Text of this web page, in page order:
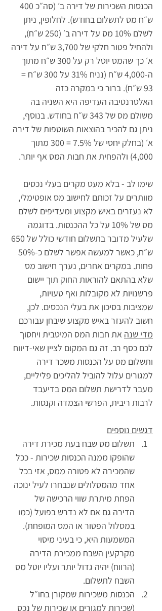
ש״ח מס לתשלום בחודש). לחלופין, ניתן
לשלם 10% מס על דירה ב׳ (250 ש״ח),
ולהחיל פטור חלקי של 3,700 ש״ח על דירה
א׳ כך שהמס יוטל רק על 300 ש״ח מתוך
ה-4,000 ש״ח (נניח 31% על 300 ש״ח =
93 ש״ח). ברור כי במקרה כזה
האלטרנטיבה העדיפה היא השניה בה
משולם מס של 343 ש״ח בחודש. בנוסף,
ניתן גם להכיר בהוצאות השוטפות של דירה
א׳ (בחלק יחסי של 7.5% = 300 מתוך
4,000) ולהפחית את חבות המס אף יותר.
שימו לב - בלא מעט מקרים בעלי נכסים
מוותרים על זכותם לחישוב מס אופטימלי,
לא נעזרים באיש מקצוע ומעדיפים לשלם
מס של 10% על כל ההכנסות. בדוגמה
פחות. במקרים אחרים, נערך חישוב מס
שלא בהתאם להוראות החוק תוך יישום
פרשנויות לא מקובלות ואף טעויות,
שמציבות בסיכון את בעלי הנכסים. לכן,
חשוב להעזר באיש מקצוע שיבחן עבורכם
מדי שנה את חבות המס המיטבית ויחסוך
לכם כסף רב. זה גם המקום לציין שאי-דיווח
ותשלום מס על הכנסות משכר דירה
למגורים עלול להוביל להליכים פליליים,
מעבר לדרישת תשלום המס בדיעבד
לרבות ריבית, הפרשי הצמדה וקנסות.
דגשים נוספים
תשלום מס שבח בעת מכירת דירה
שהופקו ממנה הכנסות שכירות - ככל
שהמכירה לא פטורה ממס, אזי בכל
אחד מהמסלולים שנבחרו לעיל ינוכה
הפחת מיתרת שווי הרכישה של
הדירה גם אם לא נדרש בפועל (כמו
במסלול הפטור או המס המופחת).
המשמעות היא, כי בעיני מיסוי
מקרקעין השבח ממכירת הדירה
(הרווח) יהיה גדול יותר ועליו יוטל מס
השבח לתשלום.
הכנסות משכירות שמקורן בחו״ל
(שכירות למגורים או שכירות של נכס